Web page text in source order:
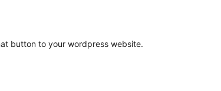
button to your wordpress website.